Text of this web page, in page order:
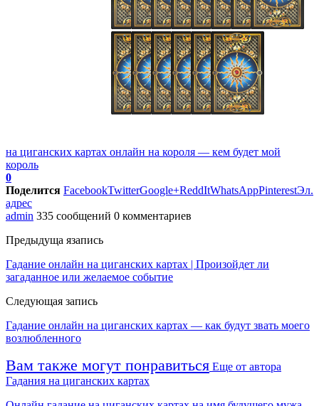
на циганских картах онлайн на короля — кем будет мой
король
0
Поделится FacebookTwitterGoogle+ReddItWhatsAppPinterestЭл.
адрес
admin 335 сообщений 0 комментариев
Предыдуща язапись
Гадание онлайн на циганских картах | Произойдет ли
загаданное или желаемое событие
Следующая запись
Гадание онлайн на циганских картах — как будут звать моего
возлюбленного
Вам также могут понравиться Еще от автора
Гадания на циганских картах